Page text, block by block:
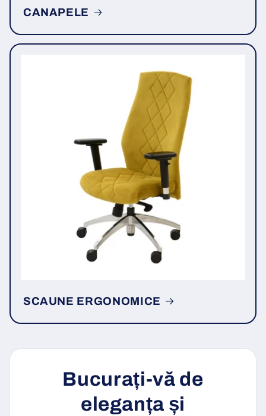
CANAPELE
SCAUNE ERGONOMICE
Bucurați-vă de
eleganța și